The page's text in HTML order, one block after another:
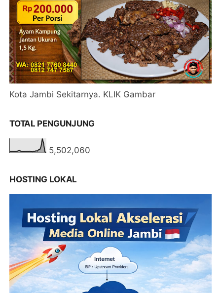
Kota Jambi Sekitarnya. KLIK Gambar
TOTAL PENGUNJUNG
5,502,060
HOSTING LOKAL